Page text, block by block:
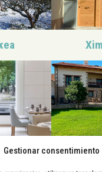
Gestionar consentimiento
Ayala Inta